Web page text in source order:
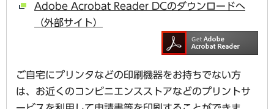
Adobe Acrobat Reader DCのダウンロードへ
（外部サイト）
ご自宅にプリンタなどの印刷機器をお持ちでない方
は、お近くのコンビニエンスストアなどのプリントサ